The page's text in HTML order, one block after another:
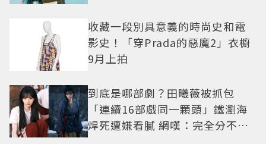
收藏一段別具意義的時尚史和電
影史！「穿Prada的惡魔2」衣櫥
9月上拍
到底是哪部劇？田曦薇被抓包
「連續16部戲同一顆頭」鐵瀏海
焊死遭嫌看膩 網嘆：完全分不出